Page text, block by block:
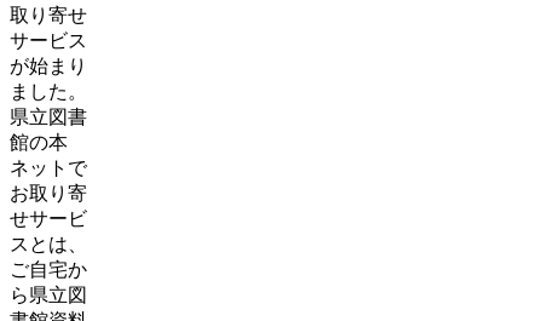
取り寄せ
サービス
が始まり
ました。
県立図書
館の本
ネットで
お取り寄
せサービ
スとは、
ご自宅か
ら県立図